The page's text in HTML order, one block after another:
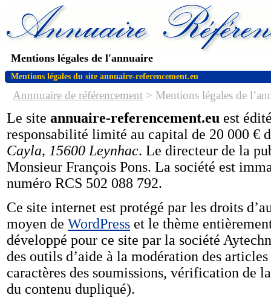
Mentions légales de l'annuaire
Mentions légales du site annuaire-referencement.eu
Annnuaire de référencement > Mentions légales de
Le site annuaire-referencement.eu est
responsabilité limité au capital de 20 000 €
Cayla, 15600 Leynhac. Le directeur de la
Monsieur François Pons. La société est
numéro RCS 502 088 792.
Ce site internet est protégé par les droits
moyen de WordPress et le thème
développé pour ce site par la société
des outils d’aide à la modération des
caractères des soumissions, vérification de
du contenu dupliqué).